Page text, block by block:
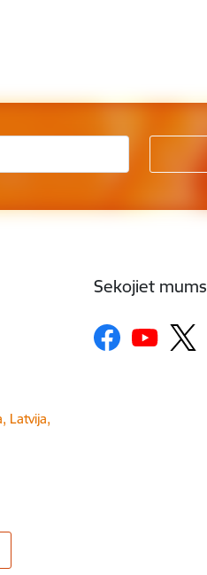
Latvija,
Sekojiet mums